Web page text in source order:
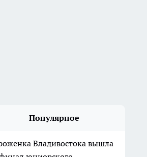
Популярное
Владивостока вышла